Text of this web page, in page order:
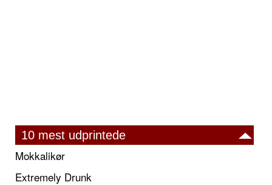
10 mest udprintede
Mokkalikør
Extremely Drunk